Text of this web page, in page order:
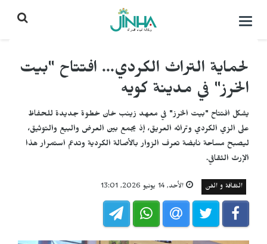
التحكم
لحماية التراث الكردي... افتتاح "بيت
الخرز" في مدينة كويه
يشكل افتتاح "بيت الخرز" في معهد زينب خان خطوة جديدة للحفاظ
على الزي الكردي وتراثه العريق، إذ يجمع بين العرض والبيع والتوثيق،
ليصبح مساحة نابضة تعرف الزوار بالأصالة الكردية وتدعم استمرار هذا
الإرث الثقافي.
الثقافة و الفن الأحد, 14 يونيو 2026, 13:01